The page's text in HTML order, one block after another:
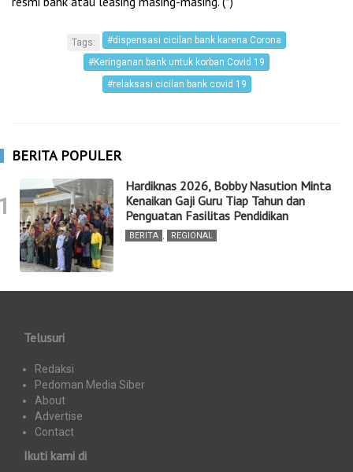
Tags:
#dispensasi cicilan bank karena Corona
#Keringanan bank untuk korban Covid 19
#relaksasi cicilan bank covid 19
BERITA POPULER
Hardiknas 2026, Bobby Nasution Minta
Kenaikan Gaji Guru Tiap Tahun dan
Penguatan Fasilitas Pendidikan
BERITA , REGIONAL
Telusuri
Redaksi
Pedoman Media Siber
About
Advertise
Contact
Ikuti kami di